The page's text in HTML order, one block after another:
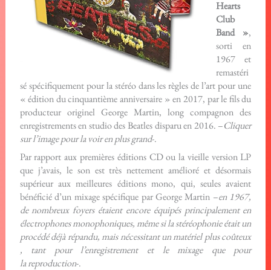
Hearts
Club
Band »,
sorti en
1967 et
remastéri
sé spécifiquement pour la stéréo dans les règles de l’art pour une
« édition du cinquantième anniversaire » en 2017, par le fils du
producteur originel George Martin, long compagnon des
enregistrements en studio des Beatles disparu en 2016. –Cliquer
sur l’image pour la voir en plus grand-.
Par rapport aux premières éditions CD ou la vieille version LP
que j’avais, le son est très nettement amélioré et désormais
supérieur aux meilleures éditions mono, qui, seules avaient
bénéficié d’un mixage spécifique par George Martin –en 1967,
de nombreux foyers étaient encore équipés principalement en
électrophones monophoniques, même si la stéréophonie était un
procédé déjà répandu, mais nécessitant un matériel plus coûteux
, tant pour l’enregistrement et le mixage que pour
la reproduction-.